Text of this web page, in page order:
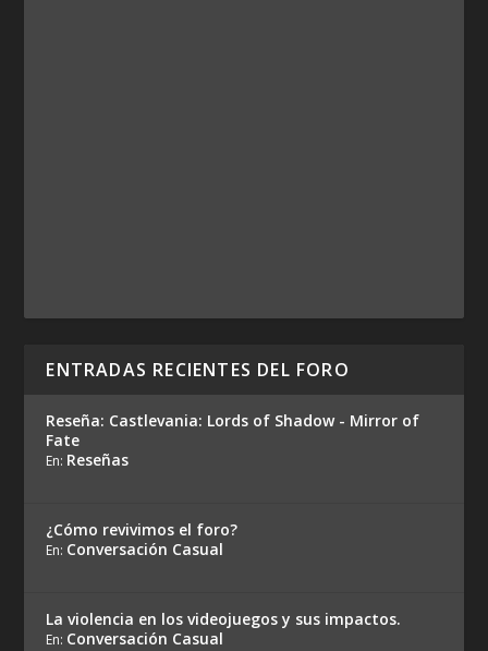
ENTRADAS RECIENTES DEL FORO
Reseña: Castlevania: Lords of Shadow - Mirror of
Fate
En: Reseñas
¿Cómo revivimos el foro?
En: Conversación Casual
La violencia en los videojuegos y sus impactos.
En: Conversación Casual